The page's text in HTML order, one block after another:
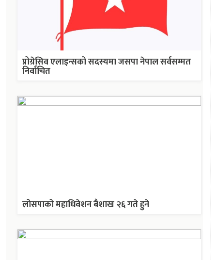
प्रोग्रेसिव एलाइन्सको सदस्यमा जसपा नेपाल सर्वसम्मत
निर्वाचित
लोसपाको महाधिवेशन बैशाख २६ गते हुने